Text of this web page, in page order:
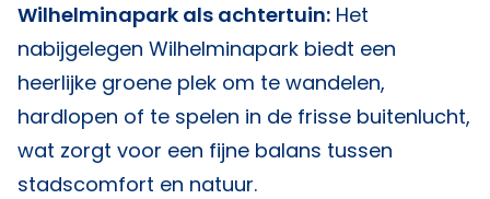
Wilhelminapark als achtertuin: Het
nabijgelegen Wilhelminapark biedt een
heerlijke groene plek om te wandelen,
hardlopen of te spelen in de frisse buitenlucht,
wat zorgt voor een fijne balans tussen
stadscomfort en natuur.